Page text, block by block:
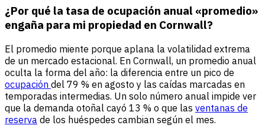
¿Por qué la tasa de ocupación anual «promedio»
engaña para mi propiedad en Cornwall?
El promedio miente porque aplana la volatilidad extrema
de un mercado estacional. En Cornwall, un promedio anual
oculta la forma del año: la diferencia entre un pico de
ocupación del 79 % en agosto y las caídas marcadas en
temporadas intermedias. Un solo número anual impide ver
que la demanda otoñal cayó 13 % o que las ventanas de
reserva de los huéspedes cambian según el mes.